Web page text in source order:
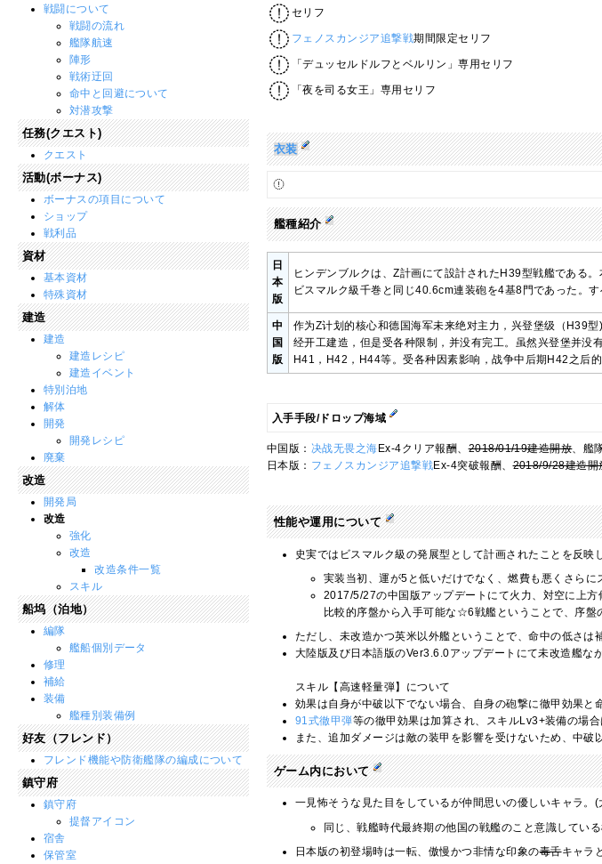
セリフ
フェノスカンジア追撃戦期間限定セリフ
「デュッセルドルフとベルリン」専用セリフ
「夜を司る女王」専用セリフ
衣装
艦種紹介
日
本
版
ヒンデンブルクは、Z計画にて設計されたH39型戦艦である
ビスマルク級千巻と同じ40.6cm連装砲を4基8門であった。
中
国
版
作为Z计划的核心和德国海军未来绝对主力，兴登堡级（H39
经开工建造，但是受各种限制，并没有完工。虽然兴登堡并
H41，H42，H44等。受各种因素影响，战争中后期H42之后
入手手段/ドロップ海域
中国版： 决战无畏之海Ex-4クリア報酬、2018/01/19建造開放、艦
日本版： フェノスカンジア追撃戦Ex-4突破報酬、2018/9/28建造開
性能や運用について
史実ではビスマルク級の発展型として計画されたことを反映
実装当初、運が5と低いだけでなく、燃費も悪くさら
2017/5/27の中国版アップデートにて火力、対空に上方
比較的序盤から入手可能な☆6戦艦ということで、序盤
ただし、未改造かつ英米以外艦ということで、命中の低さは
大陸版及び日本語版のVer3.6.0アップデートにて未改造艦な
スキル【高速軽量弾】について
効果は自身が中破以下でない場合、自身の砲撃に徹甲効果と
91式徹甲弾等の徹甲効果は加算され、スキルLv3+装備の場
また、追加ダメージは敵の装甲を影響を受けないため、中破
ゲーム内において
一見怖そうな見た目をしているが仲間思いの優しいキャラ。(
同じ、戦艦時代最終期の他国の戦艦のこと意識してい
日本版の初登場時は一転、傲慢かつ非情な印象の毒舌キャラ
戦闘について
戦闘の流れ
艦隊航速
陣形
戦術迂回
命中と回避について
対潜攻撃
任務(クエスト)
クエスト
活動(ボーナス)
ボーナスの項目について
ショップ
戦利品
資材
基本資材
特殊資材
建造
建造
建造レシピ
建造イベント
特別泊地
解体
開発
開発レシピ
廃棄
改造
開発局
改造
強化
改造
改造条件一覧
スキル
船坞（泊地）
編隊
艦船個別データ
修理
補給
装備
艦種別装備例
好友（フレンド）
フレンド機能や防衛艦隊の編成について
鎮守府
鎮守府
提督アイコン
宿舎
保管室